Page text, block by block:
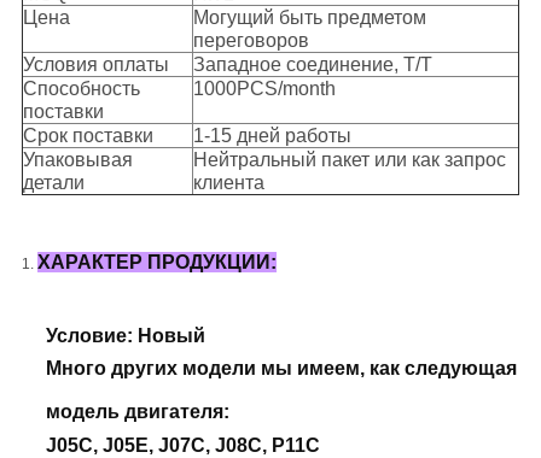
Цена
Могущий быть предметом
переговоров
Условия оплаты
Западное соединение, T/T
Способность
поставки
1000PCS/month
Срок поставки
1-15 дней работы
Упаковывая
детали
Нейтральный пакет или как запрос
клиента
1. ХАРАКТЕР ПРОДУКЦИИ:
Условие: Новый
Много других модели мы имеем, как следующая
модель двигателя:
J05C, J05E, J07C, J08C, P11C